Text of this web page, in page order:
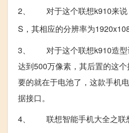
2、 对于这个联想k910来说
S，其相应的分辨率为
3、 对于这个联想k910造型
达到500万像素，其后置的这
要的就在于电池了，这款手机
据接口。
4、 联想智能手机大全之联